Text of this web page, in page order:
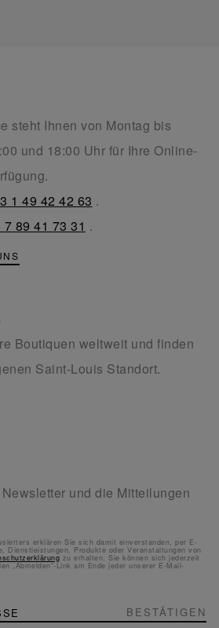
steht Ihnen von Montag bis
und 18:00 Uhr für Ihre Online-
1 49 42 42 63 .
7 89 41 73 31 .
Boutiquen weltweit und finden
Saint-Louis Standort.
und die Mitteilungen
erklären Sie sich damit einverstanden, per E-
Dienstleistungen, Produkte oder Veranstaltungen von
zu erhalten. Sie können sich jederzeit
„Abmelden“-Link am Ende jeder unserer E-Mail-
BESTÄTIGEN